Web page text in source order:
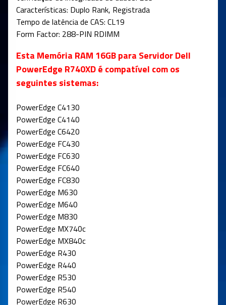
Características: Duplo Rank, Registrada
Tempo de latência de CAS: CL19
Form Factor: 288-PIN RDIMM
Esta Memória RAM 16GB para Servidor Dell
PowerEdge R740XD é compatível com os
seguintes sistemas:
PowerEdge C4130
PowerEdge C4140
PowerEdge C6420
PowerEdge FC430
PowerEdge FC630
PowerEdge FC640
PowerEdge FC830
PowerEdge M630
PowerEdge M640
PowerEdge M830
PowerEdge MX740c
PowerEdge MX840c
PowerEdge R430
PowerEdge R440
PowerEdge R530
PowerEdge R540
PowerEdge R630